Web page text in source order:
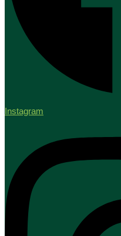
Instagram